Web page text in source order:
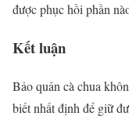
được phục hồi phần
Kết luận
Bảo quản cà chua
biết nhất định để giữ